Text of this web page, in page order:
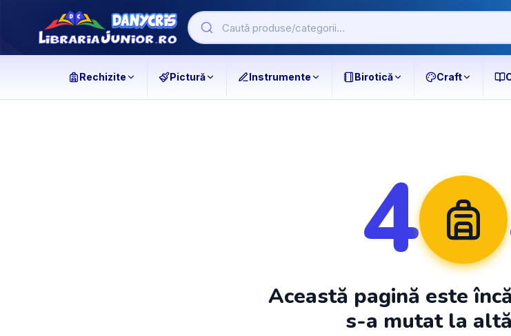
Rechizite Pictură Instrumente Birotică Craft
4
Această pagină este
s-a mutat la